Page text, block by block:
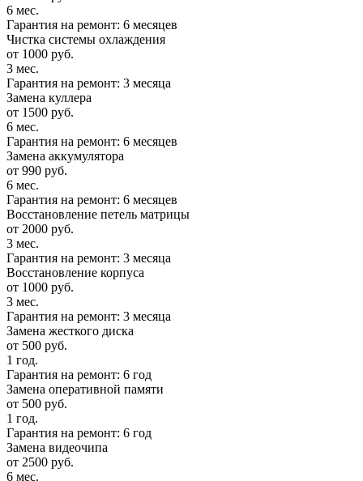
6 мес.
Гарантия на ремонт: 6 месяцев
Чистка системы охлаждения
от 1000 руб.
3 мес.
Гарантия на ремонт: 3 месяца
Замена куллера
от 1500 руб.
6 мес.
Гарантия на ремонт: 6 месяцев
Замена аккумулятора
от 990 руб.
6 мес.
Гарантия на ремонт: 6 месяцев
Восстановление петель матрицы
от 2000 руб.
3 мес.
Гарантия на ремонт: 3 месяца
Восстановление корпуса
от 1000 руб.
3 мес.
Гарантия на ремонт: 3 месяца
Замена жесткого диска
от 500 руб.
1 год.
Гарантия на ремонт: 6 год
Замена оперативной памяти
от 500 руб.
1 год.
Гарантия на ремонт: 6 год
Замена видеочипа
от 2500 руб.
6 мес.